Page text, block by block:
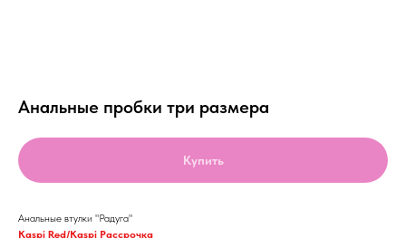
Анальные пробки три размера
Купить
Анальные втулки "Радуга"
Kaspi Red/Kaspi Рассрочка